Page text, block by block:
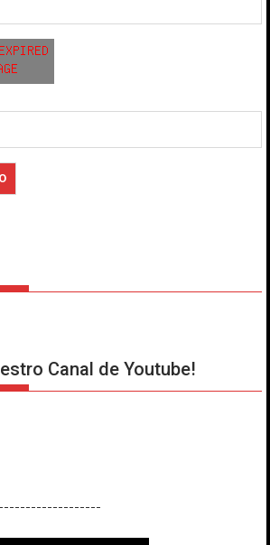
Canal de Youtube!